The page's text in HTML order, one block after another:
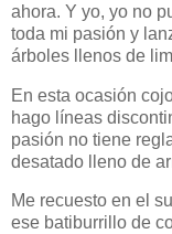
ahora. Y yo, yo no
toda mi pasión y
árboles llenos de
En esta ocasión
hago líneas
pasión no tiene
desatado lleno de
Me recuesto en el
ese batiburrillo de